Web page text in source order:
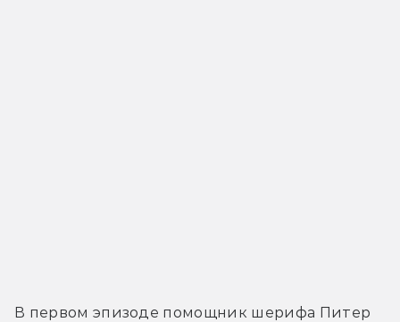
В первом эпизоде помощник шерифа Питер